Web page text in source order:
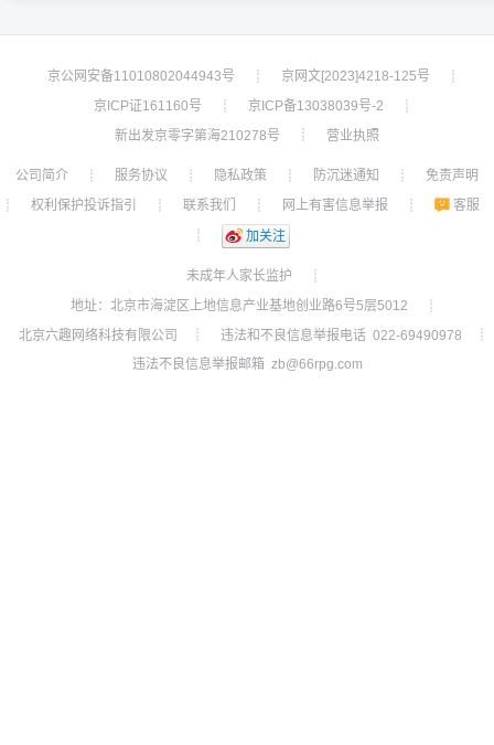
京公网安备11010802044943号 ┊ 京网文[2023]4218-125号
┊
京ICP证161160号
┊ 京ICP备13038039号-2
┊
新出发京零字第海210278号
┊ 营业执照
公司简介 ┊ 服务协议 ┊ 隐私政策 ┊ 防沉迷通知 ┊
免责声明
┊
权利保护投诉指引 ┊ 联系我们 ┊ 网上有害信息举报 ┊
客服
┊
加关注
未成年人家长监护
┊
地址：北京市海淀区上地信息产业基地创业路6号5层5012
┊
北京六趣网络科技有限公司
┊ 违法和不良信息举报电话 022-69490978
┊
违法不良信息举报邮箱 zb@66rpg.com